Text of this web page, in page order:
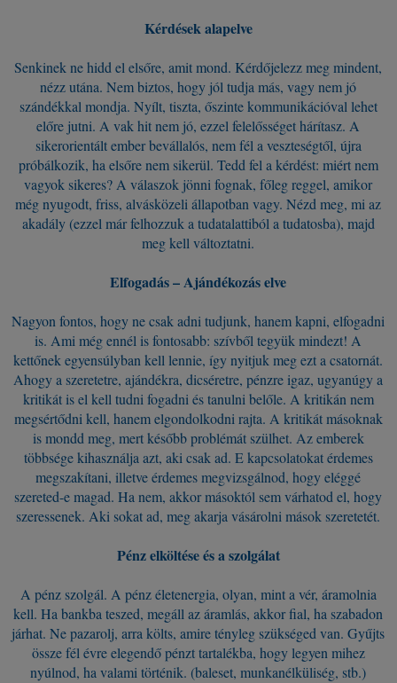
Kérdések alapelve
Senkinek ne hidd el elsőre, amit mond. Kérdőjelezz meg mindent,
nézz utána. Nem biztos, hogy jól tudja más, vagy nem jó
szándékkal mondja. Nyílt, tiszta, őszinte kommunikációval lehet
előre jutni. A vak hit nem jó, ezzel felelősséget hárítasz. A
sikerorientált ember bevállalós, nem fél a veszteségtől, újra
próbálkozik, ha elsőre nem sikerül. Tedd fel a kérdést: miért nem
vagyok sikeres? A válaszok jönni fognak, főleg reggel, amikor
még nyugodt, friss, alvásközeli állapotban vagy. Nézd meg, mi az
akadály (ezzel már felhozzuk a tudatalattiból a tudatosba), majd
meg kell változtatni.
Elfogadás – Ajándékozás elve
Nagyon fontos, hogy ne csak adni tudjunk, hanem kapni, elfogadni
is. Ami még ennél is fontosabb: szívből tegyük mindezt! A
kettőnek egyensúlyban kell lennie, így nyitjuk meg ezt a csatornát.
Ahogy a szeretetre, ajándékra, dicséretre, pénzre igaz, ugyanúgy a
kritikát is el kell tudni fogadni és tanulni belőle. A kritikán nem
megsértődni kell, hanem elgondolkodni rajta. A kritikát másoknak
is mondd meg, mert később problémát szülhet. Az emberek
többsége kihasználja azt, aki csak ad. E kapcsolatokat érdemes
megszakítani, illetve érdemes megvizsgálnod, hogy eléggé
szereted-e magad. Ha nem, akkor másoktól sem várhatod el, hogy
szeressenek. Aki sokat ad, meg akarja vásárolni mások szeretetét.
Pénz elköltése és a szolgálat
A pénz szolgál. A pénz életenergia, olyan, mint a vér, áramolnia
kell. Ha bankba teszed, megáll az áramlás, akkor fial, ha szabadon
járhat. Ne pazarolj, arra költs, amire tényleg szükséged van. Gyűjts
össze fél évre elegendő pénzt tartalékba, hogy legyen mihez
nyúlnod, ha valami történik. (baleset, munkanélküliség, stb.)